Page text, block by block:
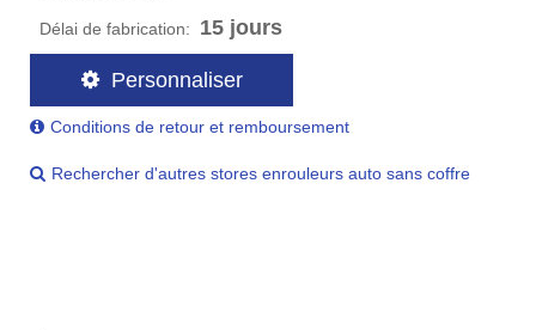
Délai de fabrication: 15 jours
Personnaliser
Conditions de retour et remboursement
Rechercher d'autres stores enrouleurs auto sans coffre